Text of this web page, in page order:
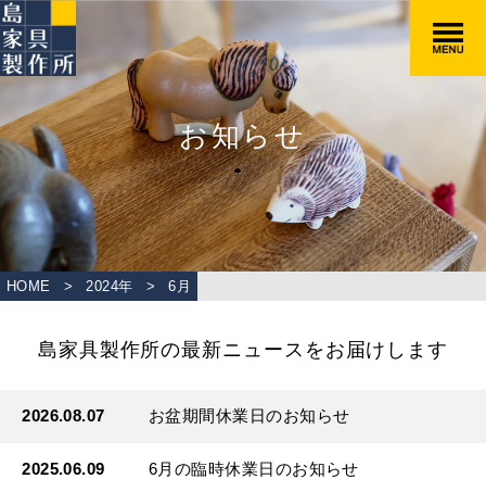
お知らせ
HOME > 2024年 > 6 月
島家具製作所の最新ニュースをお届けします
2026.08.07 お盆期間休業日のお知らせ
2025.06.09 6月の臨時休業日のお知らせ